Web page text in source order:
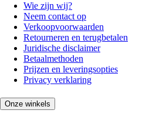
Wie zijn wij?
Neem contact op
Verkoopvoorwaarden
Retourneren en terugbetalen
Juridische disclaimer
Betaalmethoden
Prijzen en leveringsopties
Privacy verklaring
Onze winkels